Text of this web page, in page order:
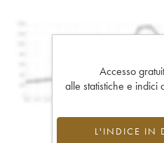
Accesso
alle statistiche e
L'INDICE IN